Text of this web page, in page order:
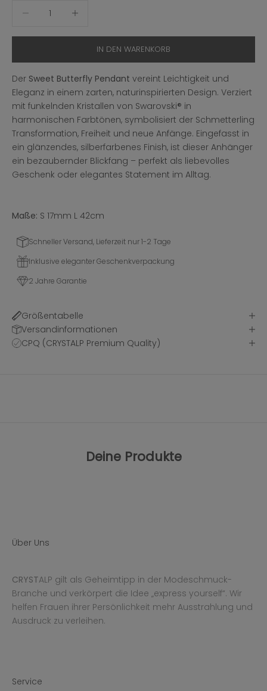
IN DEN WARENKORB
Der Sweet Butterfly Pendant vereint Leichtigkeit und
Eleganz in einem zarten, naturinspirierten Design. Verziert
mit funkelnden Kristallen von Swarovski® in
harmonischen Farbtönen, symbolisiert der Schmetterling
Transformation, Freiheit und neue Anfänge. Eingefasst in
ein glänzendes, silberfarbenes Finish, ist dieser Anhänger
ein bezaubernder Blickfang – perfekt als liebevolles
Geschenk oder elegantes Statement im Alltag.
Maße: S 17mm L 42cm
Schneller Versand, Lieferzeit nur 1-2 Tage
Inklusive eleganter Geschenkverpackung
2 Jahre Garantie
Größentabelle
Versandinformationen
CPQ (CRYSTALP Premium Quality)
Deine Produkte
Über Uns
CRYSTALP gilt als Geheimtipp in der Modeschmuck-
Branche und verkörpert die Idee „express yourself“. Wir
helfen Frauen ihrer Persönlichkeit mehr Ausstrahlung und
Ausdruck zu verleihen.
Service